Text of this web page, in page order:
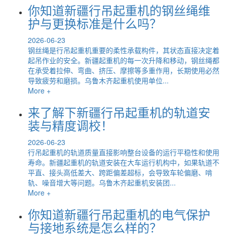
你知道新疆行吊起重机的钢丝绳维
护与更换标准是什么吗？
2026-06-23
钢丝绳是行吊起重机重要的柔性承载构件，其状态直接决定着
起吊作业的安全。新疆起重机的每一次升降和移动，钢丝绳都
在承受着拉伸、弯曲、挤压、摩擦等多重作用，长期使用必然
导致疲劳和磨损。乌鲁木齐起重机使用单位...
More +
来了解下新疆行吊起重机的轨道安
装与精度调校！
2026-06-23
行吊起重机的轨道质量直接影响整台设备的运行平稳性和使用
寿命。新疆起重机的轨道安装在大车运行机构中，如果轨道不
平直、接头高低差大、跨距偏差超标，会导致车轮偏磨、啃
轨、噪音增大等问题。乌鲁木齐起重机安装团...
More +
你知道新疆行吊起重机的电气保护
与接地系统是怎么样的？